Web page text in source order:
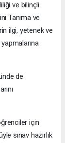
ve bilinçli
Tanıma ve
ilgi, yetenek ve
de
için
sınav hazırlık